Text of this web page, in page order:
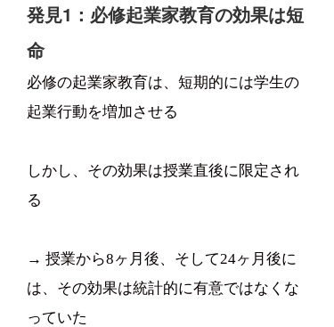
発見1：必修起業家教育の効果は短
命
必修の起業家教育は、短期的には学生の
起業行動を増加させる
しかし、その効果は授業直後に限定され
る
→ 授業から8ヶ月後、そして24ヶ月後に
は、その効果は統計的に有意ではなくな
っていた